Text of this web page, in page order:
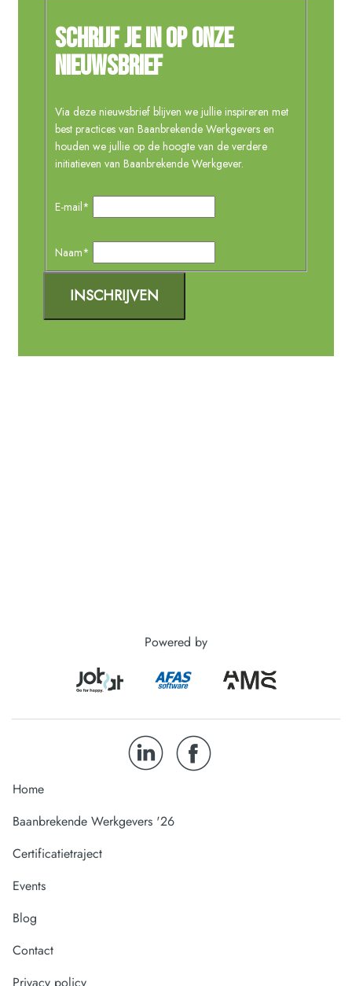
Powered by
Home
Baanbrekende Werkgevers '26
Certificatietraject
Events
Blog
Contact